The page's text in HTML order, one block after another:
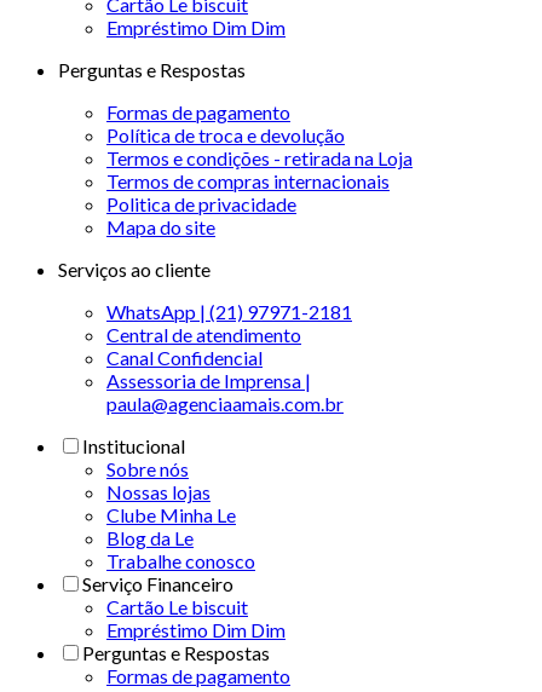
Empréstimo Dim Dim
Perguntas e Respostas
Formas de pagamento
Política de troca e devolução
Termos e condições - retirada na Loja
Termos de compras internacionais
Politica de privacidade
Mapa do site
Serviços ao cliente
WhatsApp | (21) 97971-2181
Central de atendimento
Canal Confidencial
Assessoria de Imprensa |
paula@agenciaamais.com.br
Institucional
Sobre nós
Nossas lojas
Clube Minha Le
Blog da Le
Trabalhe conosco
Serviço Financeiro
Cartão Le biscuit
Empréstimo Dim Dim
Perguntas e Respostas
Formas de pagamento